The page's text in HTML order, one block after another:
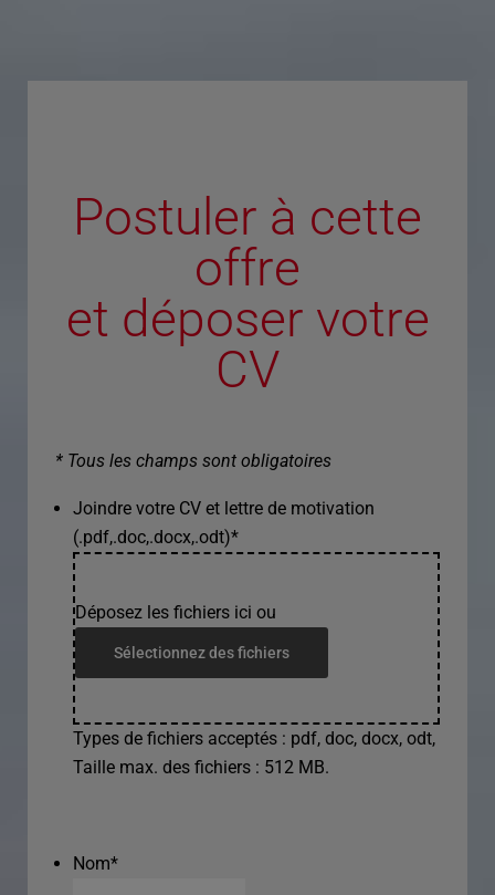
Postuler à cette
offre
et déposer votre
CV
* Tous les champs sont obligatoires
Joindre votre CV et lettre de motivation
(.pdf,.doc,.docx,.odt)*
Déposez les fichiers ici ou
Sélectionnez des fichiers
Types de fichiers acceptés : pdf, doc, docx, odt,
Taille max. des fichiers : 512 MB.
Nom*